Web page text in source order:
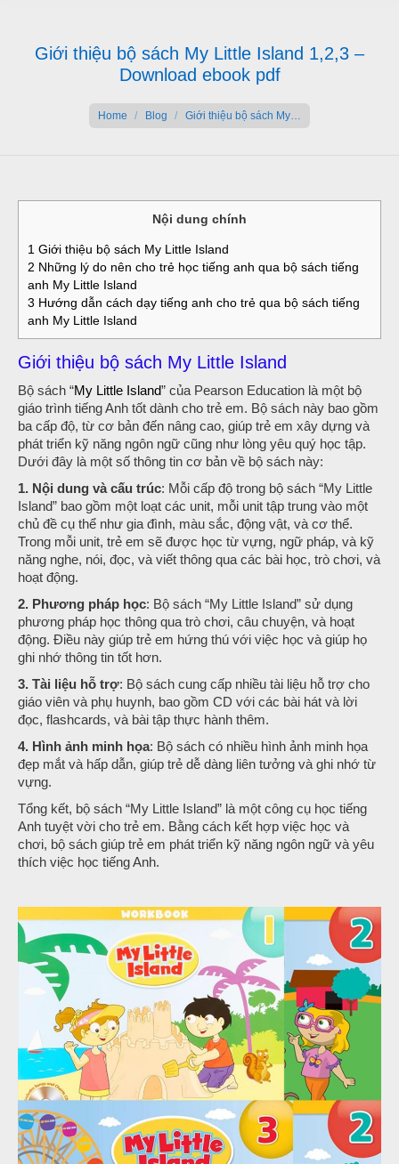
Giới thiệu bộ sách My Little Island 1,2,3 –
Download ebook pdf
Home Blog Giới thiệu bộ sách My…
Nội dung chính
1 Giới thiệu bộ sách My Little Island
2 Những lý do nên cho trẻ học tiếng anh qua bộ sách tiếng
anh My Little Island
3 Hướng dẫn cách dạy tiếng anh cho trẻ qua bộ sách tiếng
anh My Little Island
Giới thiệu bộ sách My Little Island
Bộ sách “My Little Island” của Pearson Education là một bộ
giáo trình tiếng Anh tốt dành cho trẻ em. Bộ sách này bao gồm
ba cấp độ, từ cơ bản đến nâng cao, giúp trẻ em xây dựng và
phát triển kỹ năng ngôn ngữ cũng như lòng yêu quý học tập.
Dưới đây là một số thông tin cơ bản về bộ sách này:
1. Nội dung và cấu trúc: Mỗi cấp độ trong bộ sách “My Little
Island” bao gồm một loạt các unit, mỗi unit tập trung vào một
chủ đề cụ thể như gia đình, màu sắc, động vật, và cơ thể.
Trong mỗi unit, trẻ em sẽ được học từ vựng, ngữ pháp, và kỹ
năng nghe, nói, đọc, và viết thông qua các bài học, trò chơi, và
hoạt động.
2. Phương pháp học: Bộ sách “My Little Island” sử dụng
phương pháp học thông qua trò chơi, câu chuyện, và hoạt
động. Điều này giúp trẻ em hứng thú với việc học và giúp họ
ghi nhớ thông tin tốt hơn.
3. Tài liệu hỗ trợ: Bộ sách cung cấp nhiều tài liệu hỗ trợ cho
giáo viên và phụ huynh, bao gồm CD với các bài hát và lời
đọc, flashcards, và bài tập thực hành thêm.
4. Hình ảnh minh họa: Bộ sách có nhiều hình ảnh minh họa
đẹp mắt và hấp dẫn, giúp trẻ dễ dàng liên tưởng và ghi nhớ từ
vựng.
Tổng kết, bộ sách “My Little Island” là một công cụ học tiếng
Anh tuyệt vời cho trẻ em. Bằng cách kết hợp việc học và
chơi, bộ sách giúp trẻ em phát triển kỹ năng ngôn ngữ và yêu
thích việc học tiếng Anh.